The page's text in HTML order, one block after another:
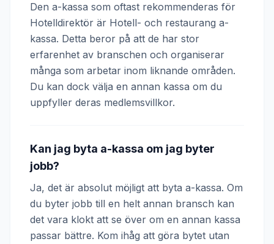
Den a-kassa som oftast rekommenderas för
Hotelldirektör är Hotell- och restaurang a-
kassa. Detta beror på att de har stor
erfarenhet av branschen och organiserar
många som arbetar inom liknande områden.
Du kan dock välja en annan kassa om du
uppfyller deras medlemsvillkor.
Kan jag byta a-kassa om jag byter
jobb?
Ja, det är absolut möjligt att byta a-kassa. Om
du byter jobb till en helt annan bransch kan
det vara klokt att se över om en annan kassa
passar bättre. Kom ihåg att göra bytet utan